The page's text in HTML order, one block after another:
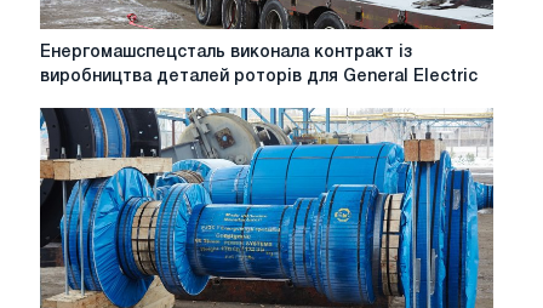
Енергомашспецсталь
виконала
із
виробництва
деталей
роторів
для
General
Electric
Енергомашспецсталь виконала контракт із
виробництва деталей роторів для General Electric